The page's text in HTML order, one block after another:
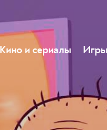
Кино и сериалы Игры